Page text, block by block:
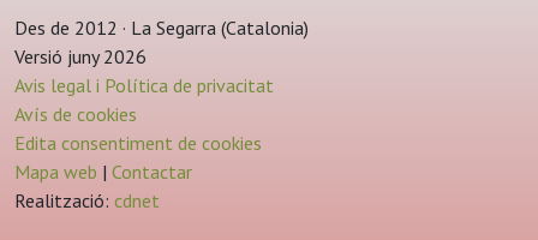
Des de 2012 · La Segarra (Catalonia)
Versió juny 2026
Avis legal i Política de privacitat
Avís de cookies
Edita consentiment de cookies
Mapa web | Contactar
Realització: cdnet